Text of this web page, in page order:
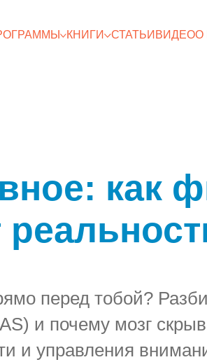
КНИГИ СТАТЬИ ВИДЕОО
как
перед тобой?
и почему мозг
и управления